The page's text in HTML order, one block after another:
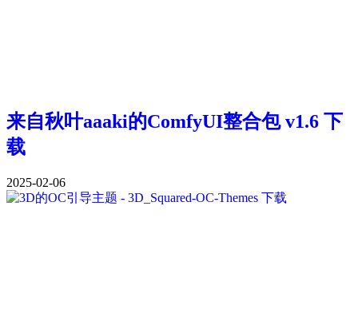
来自秋叶aaaki的ComfyUI整合包 v1.6 下
载
2025-02-06